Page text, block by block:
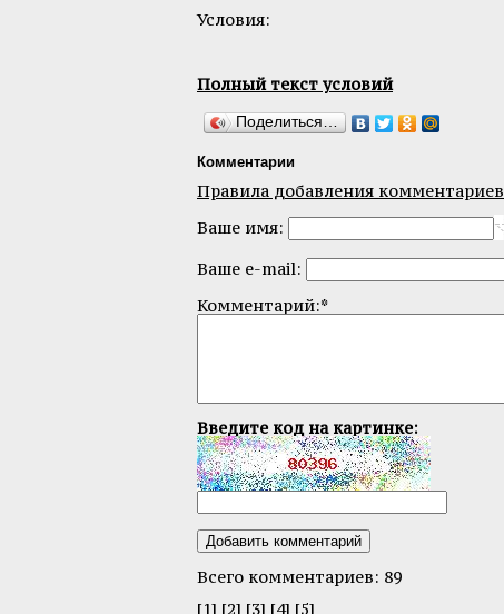
Условия:
Полный текст условий
Поделиться…
Комментарии
Правила добавления комментариев
Ваше имя:
Ваше e-mail:
Комментарий:*
Введите код на картинке:
Всего комментариев: 89
[1] [2] [3] [4] [5]